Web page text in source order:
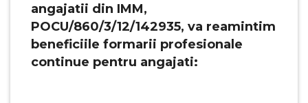
angajatii din IMM,
POCU/860/3/12/142935, va reamintim
beneficiile formarii profesionale
continue pentru angajati: